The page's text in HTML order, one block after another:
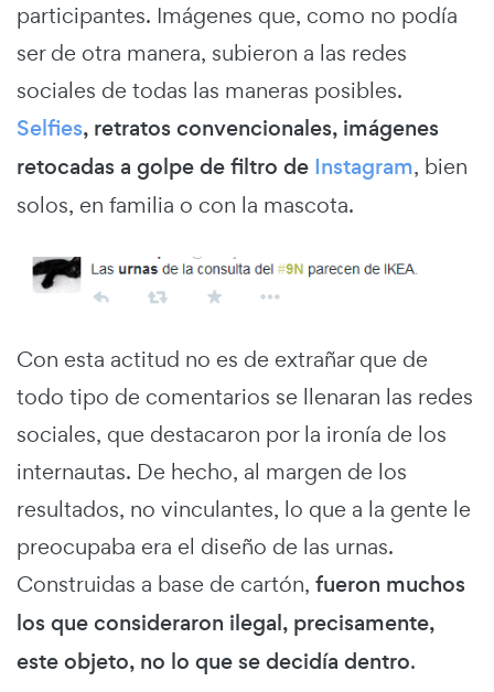
participantes. Imágenes que, como no podía
ser de otra manera, subieron a las redes
sociales de todas las maneras posibles.
Selfies, retratos convencionales, imágenes
retocadas a golpe de filtro de Instagram, bien
solos, en familia o con la mascota.
Con esta actitud no es de extrañar que de
todo tipo de comentarios se llenaran las redes
sociales, que destacaron por la ironía de los
internautas. De hecho, al margen de los
resultados, no vinculantes, lo que a la gente le
preocupaba era el diseño de las urnas.
Construidas a base de cartón, fueron muchos
los que consideraron ilegal, precisamente,
este objeto, no lo que se decidía dentro.